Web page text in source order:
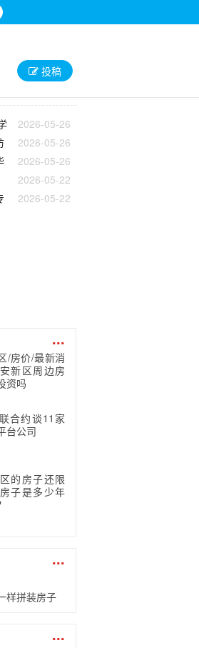
投稿
2026-05-26
2026-05-26
2026-05-26
2026-05-22
2026-05-22
...
/房价/最新消
新区周边房
资吗
合约谈11家
台公司
的房子还限
子是多少年
...
样拼装房子
...